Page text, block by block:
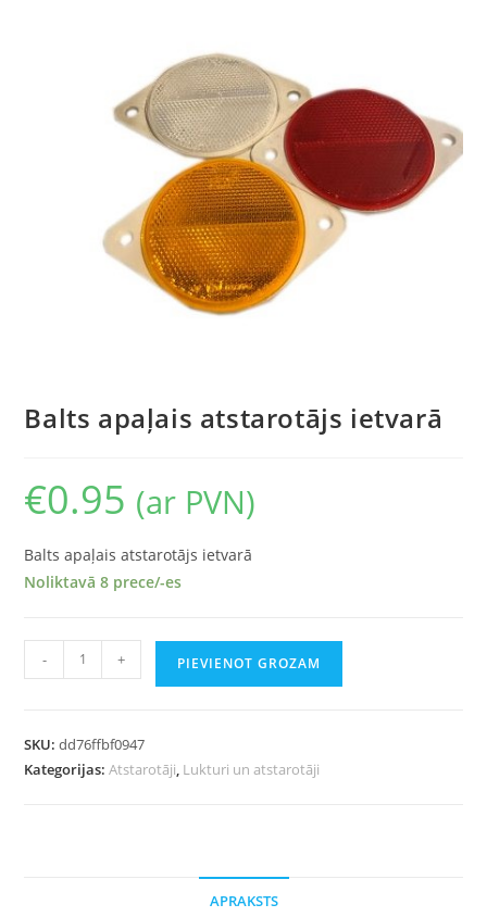
Balts apaļais atstarotājs ietvarā
€0.95 (ar PVN)
Balts apaļais atstarotājs ietvarā
Noliktavā 8 prece/-es
- + PIEVIENOT GROZAM
SKU:dd76ffbf0947
Kategorijas:Atstarotāji, Lukturi un atstarotāji
APRAKSTS